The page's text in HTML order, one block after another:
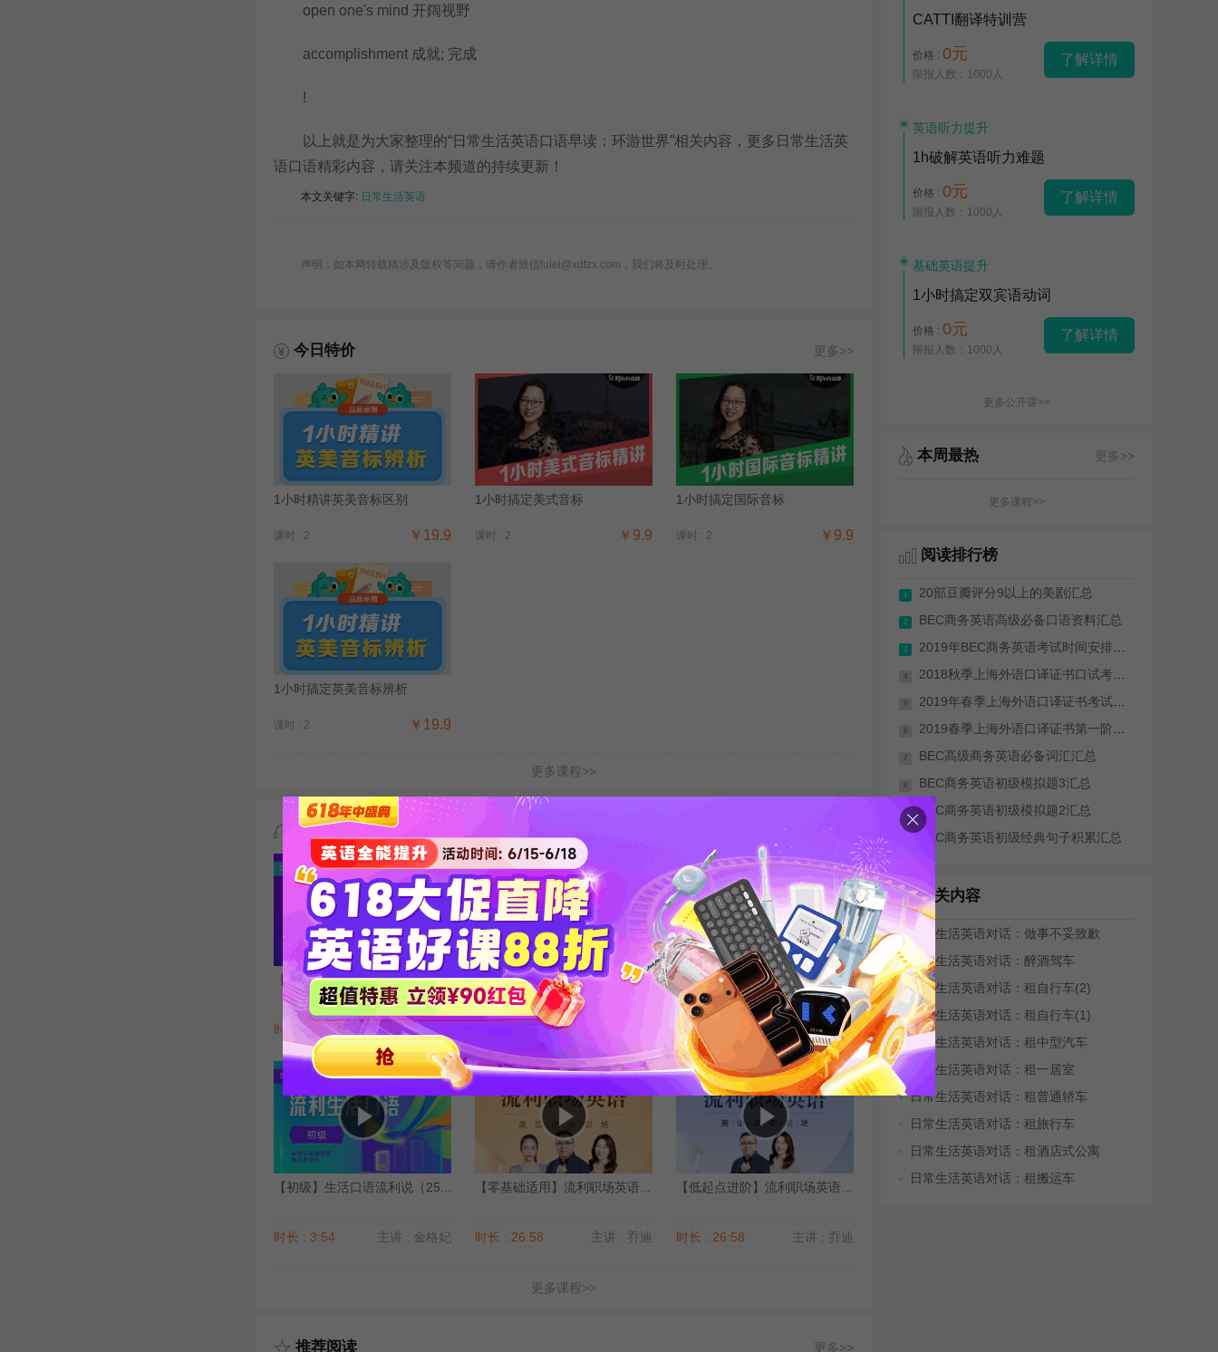
open one's mind 开阔视野
accomplishment 成就; 完成
!
以上就是为大家整理的“日常生活英语口语早读：环游世界”相关内容，更多日常生活英
语口语精彩内容，请关注本频道的持续更新！
本文关键字: 日常生活英语
声明：如本网转载稿涉及版权等问题，请作者致信lulei@xdfzx.com，我们将及时处理。
今日特价 更多>>
1小时精讲英美音标区别
课时 : 2 ￥19.9
1小时搞定美式音标
课时 : 2 ￥9.9
1小时搞定国际音标
课时 : 2 ￥9.9
1小时搞定英美音标辨析
课时 : 2 ￥19.9
更多课程>>
免费试听 更多>>
【高级】生活口语流利说（25...
时长 : 5:22 主讲 : 金格妃
【中级】生活口语流利说（25...
时长 : 27:51
英语高频6000词精析
时长 : 17:20 主讲 : 郭宁
【初级】生活口语流利说（25...
时长 : 3:54 主讲 : 金格妃
【零基础适用】流利职场英语...
时长 : 26:58 主讲 : 乔迪
【低起点进阶】流利职场英语...
时长 : 26:58 主讲 : 乔迪
更多课程>>
推荐阅读 更多>>
CATTI翻译特训营
价格 : 0元
限报人数：1000人
了解详情
英语听力提升
1h破解英语听力难题
价格 : 0元
限报人数：1000人
了解详情
基础英语提升
1小时搞定双宾语动词
价格 : 0元
限报人数：1000人
了解详情
更多公开课>>
本周最热 更多>>
更多课程>>
阅读排行榜
1
2
3
4
5
6
7
8
9
20部豆瓣评分9以上的美剧汇总
BEC商务英语高级必备口语资料汇总
BEC高级商务英语必备词汇汇总
BEC商务英语初级模拟题3汇总
BEC商务英语初级模拟题2汇总
BEC商务英语初级经典句子积累汇总
相关内容
日常生活英语对话：做事不妥致歉
日常生活英语对话：醉酒驾车
日常生活英语对话：租自行车(2)
日常生活英语对话：租自行车(1)
日常生活英语对话：租中型汽车
日常生活英语对话：租一居室
日常生活英语对话：租普通轿车
日常生活英语对话：租旅行车
日常生活英语对话：租酒店式公寓
日常生活英语对话：租搬运车